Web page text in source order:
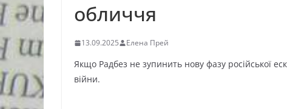
обличчя
13.09.2025 Елена Прей
Якщо Радбез не зупинить нову фазу російської
війни.